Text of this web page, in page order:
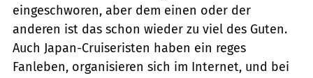
eingeschworen, aber dem einen oder der
anderen ist das schon wieder zu viel des Guten.
Auch Japan-Cruiseristen haben ein reges
Fanleben, organisieren sich im ­Internet, und bei